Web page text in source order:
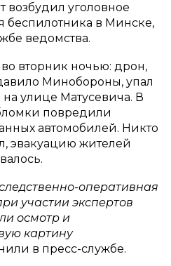
возбудил уголовное
беспилотника в Минске,
ведомства.
вторник ночью: дрон,
Минобороны, упал
улице Матусевича. В
повредили
автомобилей. Никто
эвакуацию жителей
оперативная
участии экспертов
осмотр и
картину
в пресс-службе.